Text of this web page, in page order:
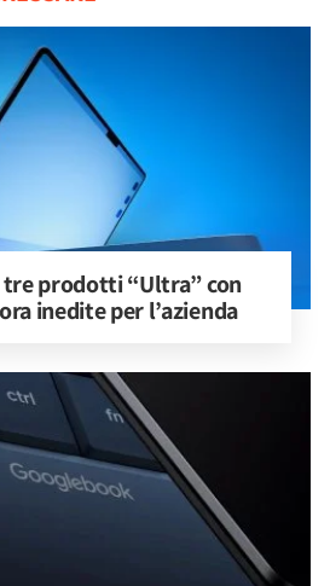
prodotti “Ultra” con
inedite per l’azienda